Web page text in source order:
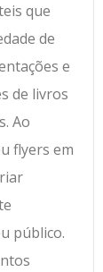
que
de
e
de livros
Ao
flyers em
público.